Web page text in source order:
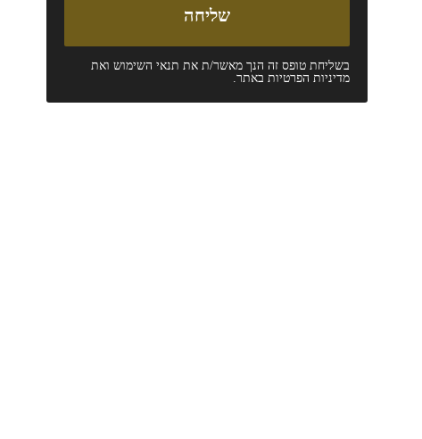
בשליחת טופס זה הנך מאשר/ת את תנאי השימושואת
מדיניות הפרטיותבאתר.